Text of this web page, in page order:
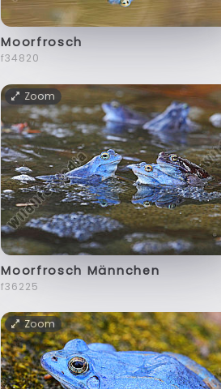
Moorfrosch
f34820
Zoom
Moorfrosch Männchen
f36225
Zoom